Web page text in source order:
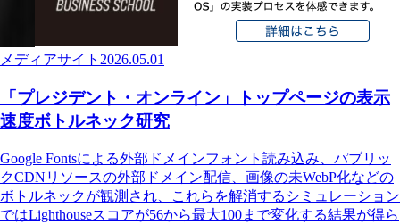
メディアサイト 2026.05.01
「プレジデント・オンライン」トップページの表示
速度ボトルネック研究
Google Fontsによる外部ドメインフォント読み込み、パブリッ
クCDNリソースの外部ドメイン配信、画像の未WebP化などの
ボトルネックが観測され、これらを解消するシミュレーション
ではLighthouseスコアが56から最大100まで変化する結果が得ら